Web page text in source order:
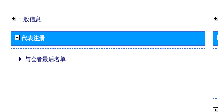
一般信息
代表注册
与会者最后名单